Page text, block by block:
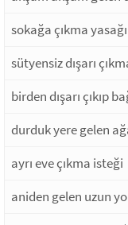
sokağa çıkma
sütyensiz dışarı
birden dışarı çıkıp
durduk yere gelen
ayrı eve çıkma isteği
aniden gelen uzun